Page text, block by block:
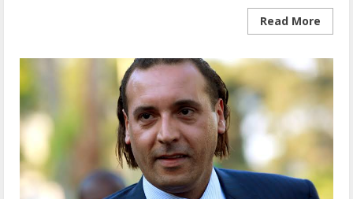
Read More
Read
more
القطرية
في
التوصل
لإتفاق
بين
اسرائيل
و”حماس”
لإدخال
الأدوية
الى
غزة…